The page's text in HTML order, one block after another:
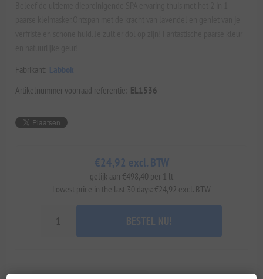
Fabrikant: Labbok
Artikelnummer voorraad referentie: EL1536
€24,92 excl. BTW
gelijk aan €498,40 per 1 lt
Lowest price in the last 30 days: €24,92 excl. BTW
BESTEL NU!